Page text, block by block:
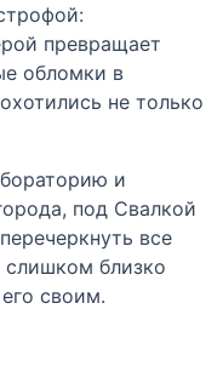
превращает
обломки в
не только
и
под Свалкой
все
близко
своим.